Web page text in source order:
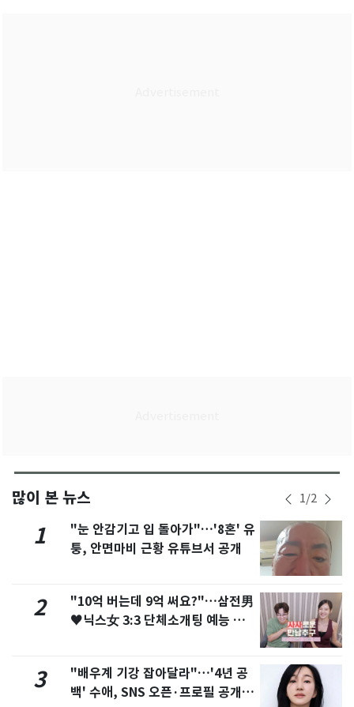
많이 본 뉴스 1/2
1
"눈 안감기고 입 돌아가"…'8혼' 유
퉁, 안면마비 근황 유튜브서 공개
2
"10억 버는데 9억 써요?"…삼전男
♥닉스女 3:3 단체소개팅 예능 화
3
"배우계 기강 잡아달라"…'4년 공
백' 수애, SNS 오픈·프로필 공개